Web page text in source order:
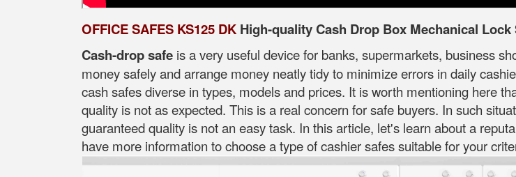
OFFICE SAFES KS125 DK High-quality Cash Drop Box Mechanical Lock
Cash-drop safe is a very useful device for banks, supermarkets, business
money safely and arrange money neatly tidy to minimize errors in daily
cash safes diverse in types, models and prices. It is worth mentioning here
quality is not as expected. This is a real concern for safe buyers. In such
guaranteed quality is not an easy task. In this article, let's learn about a
have more information to choose a type of cashier safes suitable for your